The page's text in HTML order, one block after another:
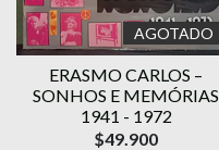
AGOTADO
ERASMO CARLOS –
SONHOS E MEMÓRIAS
1941 - 1972
$49.900